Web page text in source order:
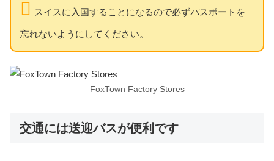
スイスに入国することになるので必ずパスポートを
忘れないようにしてください。
FoxTown Factory Stores
交通には送迎バスが便利です